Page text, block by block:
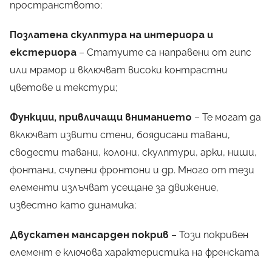
пространството;
Позлатена скулптура на интериора и
екстериора – Статуите са направени от гипс
или мрамор и включват високи контрастни
цветове и текстури;
Функции, привличащи вниманието – Те могат да
включват извити стени, боядисани тавани,
сводести тавани, колони, скулптури, арки, ниши,
фонтани, счупени фронтони и др. Много от тези
елементи излъчват усещане за движение,
известно като динамика;
Двускатен мансарден покрив – Този покривен
елемент е ключова характеристика на френската